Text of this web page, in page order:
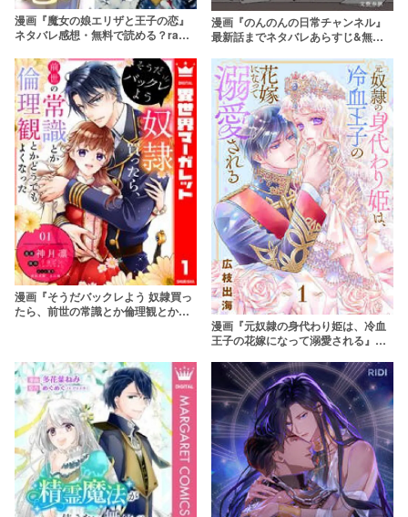
漫画『魔女の娘エリザと王子の恋』
ネタバレ感想・無料で読める？raw
漫画『のんのんの日常チャンネル』
最新話までネタバレあらすじ&無料
よう
漫画『そうだバックレよう 奴隷買っ
たら、前世の常識とか倫理観とかど
漫画『元奴隷の身代わり姫は、冷血
王子の花嫁になって溺愛される』最
想！冷血王子と元奴隷のカップル